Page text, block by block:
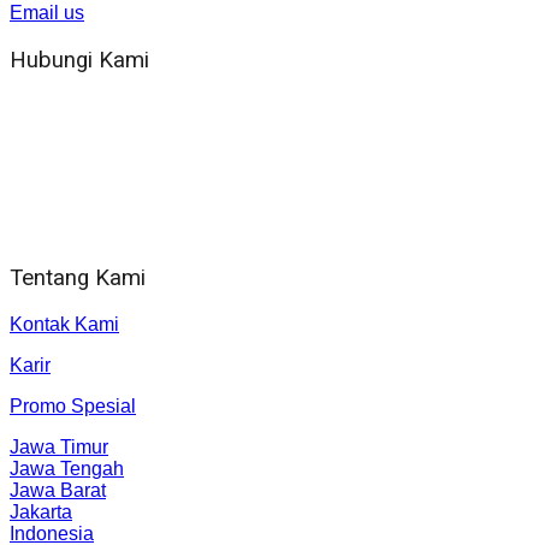
Email us
Hubungi Kami
Tentang Kami
Kontak Kami
Karir
Promo Spesial
Jawa Timur
Jawa Tengah
Jawa Barat
Jakarta
Indonesia